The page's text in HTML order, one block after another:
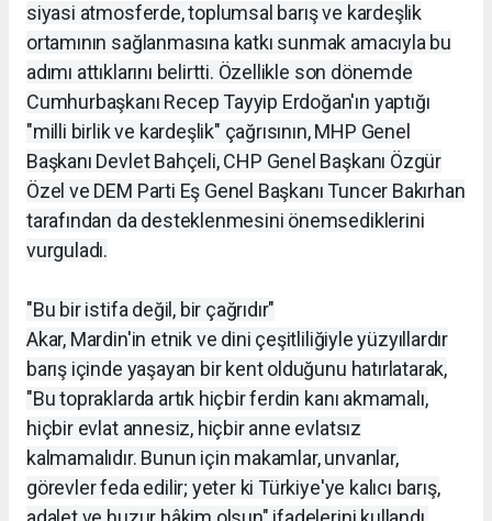
siyasi atmosferde, toplumsal barış ve kardeşlik
ortamının sağlanmasına katkı sunmak amacıyla bu
adımı attıklarını belirtti. Özellikle son dönemde
Cumhurbaşkanı Recep Tayyip Erdoğan'ın yaptığı
"milli birlik ve kardeşlik" çağrısının, MHP Genel
Başkanı Devlet Bahçeli, CHP Genel Başkanı Özgür
Özel ve DEM Parti Eş Genel Başkanı Tuncer Bakırhan
tarafından da desteklenmesini önemsediklerini
vurguladı.
"Bu bir istifa değil, bir çağrıdır"
Akar, Mardin'in etnik ve dini çeşitliliğiyle yüzyıllardır
barış içinde yaşayan bir kent olduğunu hatırlatarak,
"Bu topraklarda artık hiçbir ferdin kanı akmamalı,
hiçbir evlat annesiz, hiçbir anne evlatsız
kalmamalıdır. Bunun için makamlar, unvanlar,
görevler feda edilir; yeter ki Türkiye'ye kalıcı barış,